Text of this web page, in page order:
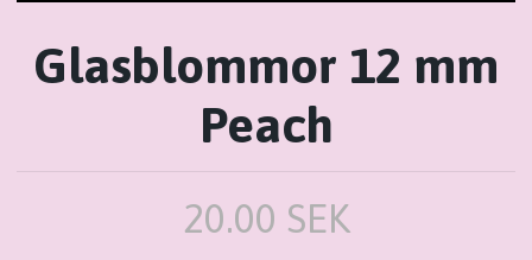
Glasblommor 12 mm
Peach
20.00 SEK